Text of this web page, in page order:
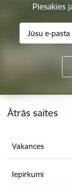
Piesakies
Kājene
Ātrās saites
Vakances
Iepirkumi